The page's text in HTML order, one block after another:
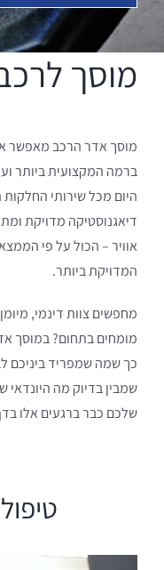
מוסך
מוסך אדר הרכב מאפשר
ברמה המקצועית ביותר
היום מכל שירותי
דיאגנוסטיקה מדויקת
אוויר – הכול על פי
המדויקת ביותר.
מחפשים צוות דינמי,
מומחים בתחום? במוסך
כך שמה שמפריד ביניכם
שמבין בדיוק מה
שלכם כבר ברגעים אלו